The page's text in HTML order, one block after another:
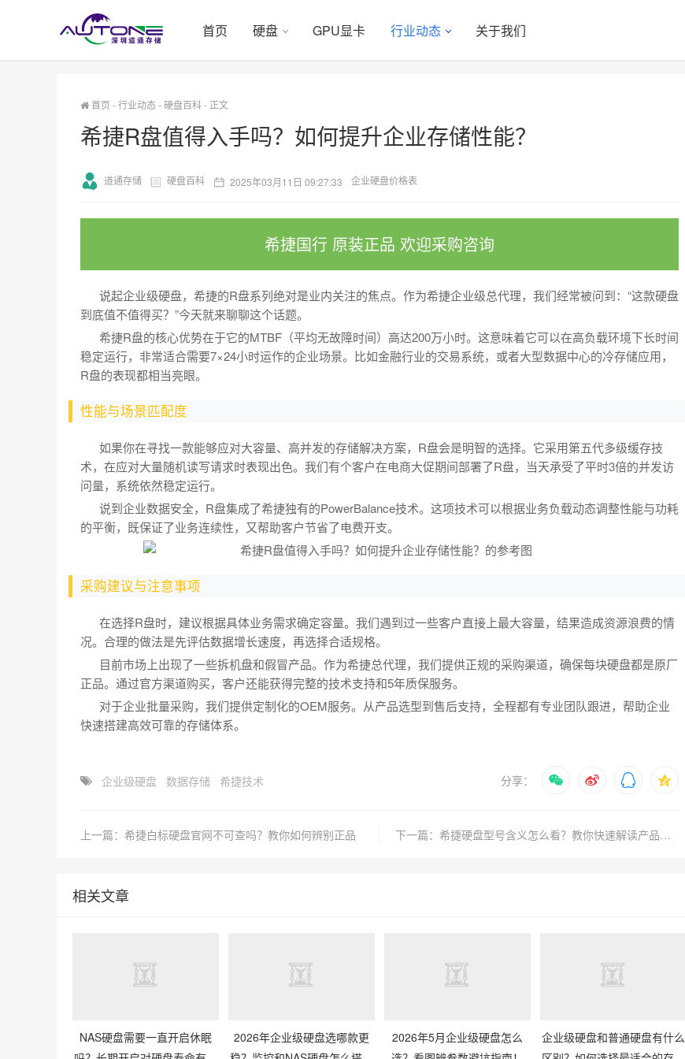
首页 硬盘 GPU显卡 行业动态 关于我们
首页 -行业动态-硬盘百科- 正文
希捷R盘值得入手吗？如何提升企业存储性能？
道通存储 硬盘百科 2025年03月11日 09:27:33 企业硬盘价格表
希捷国行 原装正品 欢迎采购咨询
说起企业级硬盘，希捷的R盘系列绝对是业内关注的焦点。作为希捷企业级总代理，我们经常被问到：“这款硬盘
到底值不值得买？”今天就来聊聊这个话题。
希捷R盘的核心优势在于它的MTBF（平均无故障时间）高达200万小时。这意味着它可以在高负载环境下长时间
稳定运行，非常适合需要7×24小时运作的企业场景。比如金融行业的交易系统，或者大型数据中心的冷存储应用，
R盘的表现都相当亮眼。
性能与场景匹配度
如果你在寻找一款能够应对大容量、高并发的存储解决方案，R盘会是明智的选择。它采用第五代多级缓存技
术，在应对大量随机读写请求时表现出色。我们有个客户在电商大促期间部署了R盘，当天承受了平时3倍的并发访
问量，系统依然稳定运行。
说到企业数据安全，R盘集成了希捷独有的PowerBalance技术。这项技术可以根据业务负载动态调整性能与功耗
的平衡，既保证了业务连续性，又帮助客户节省了电费开支。
采购建议与注意事项
在选择R盘时，建议根据具体业务需求确定容量。我们遇到过一些客户直接上最大容量，结果造成资源浪费的情
况。合理的做法是先评估数据增长速度，再选择合适规格。
目前市场上出现了一些拆机盘和假冒产品。作为希捷总代理，我们提供正规的采购渠道，确保每块硬盘都是原厂
正品。通过官方渠道购买，客户还能获得完整的技术支持和5年质保服务。
对于企业批量采购，我们提供定制化的OEM服务。从产品选型到售后支持，全程都有专业团队跟进，帮助企业
快速搭建高效可靠的存储体系。
企业级硬盘 数据存储 希捷技术 分享：
上一篇：希捷白标硬盘官网不可查吗？教你如何辨别正品 下一篇：希捷硬盘型号含义怎么看？教你快速解读产品代码
相关文章
NAS硬盘需要一直开启休眠
2026年企业级硬盘选哪款更
2026年5月企业级硬盘怎么
企业级硬盘和普通硬盘有什么